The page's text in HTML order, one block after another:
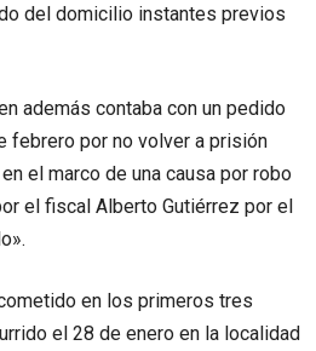
del domicilio instantes previos
además contaba con un pedido
febrero por no volver a prisión
el marco de una causa por robo
el fiscal Alberto Gutiérrez por el
en los primeros tres
el 28 de enero en la localidad